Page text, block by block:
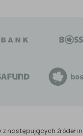
z następujących źródeł